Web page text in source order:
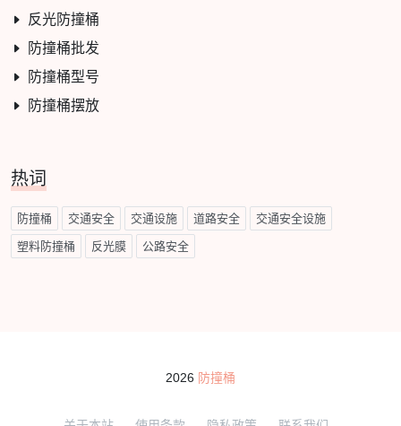
反光防撞桶
防撞桶批发
防撞桶型号
防撞桶摆放
热词
防撞桶 交通安全 交通设施 道路安全 交通安全设施
塑料防撞桶 反光膜 公路安全
2026 防撞桶